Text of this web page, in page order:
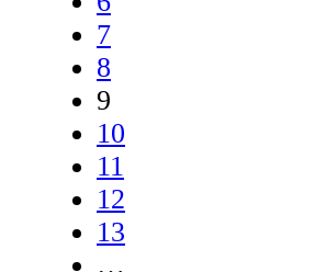
7
8
9
10
11
12
13
…